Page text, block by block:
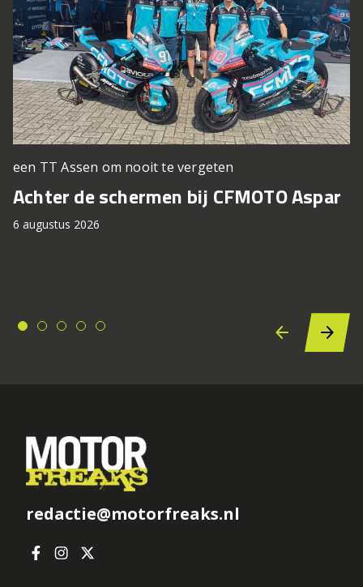
een TT Assen om nooit te vergeten
Achter de schermen bij CFMOTO Aspar
6 augustus 2026
redactie@motorfreaks.nl